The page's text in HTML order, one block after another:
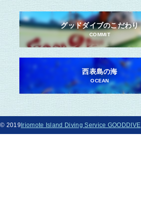
グッドダイブのこだわり
COMMIT
西表島の海
OCEAN
© 2019Iriomote Island Diving Service GOODDIVE